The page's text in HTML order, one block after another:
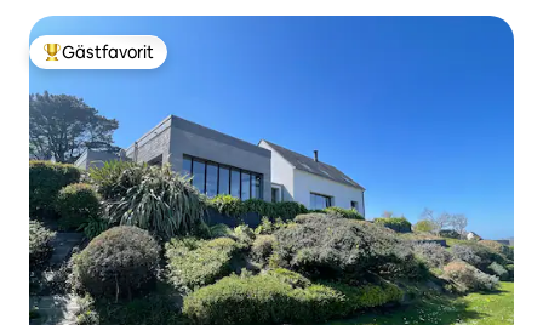
Populär gästfavorit
Gästfavorit